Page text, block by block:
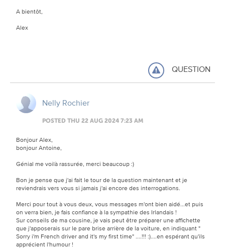
A bientôt,
Alex
QUESTION
Nelly Rochier
POSTED THU 22 AUG 2024 7:23 AM
Bonjour Alex,
bonjour Antoine,
Génial me voilà rassurée, merci beaucoup :)
Bon je pense que j'ai fait le tour de la question maintenant et je
reviendrais vers vous si jamais j'ai encore des interrogations.
Merci pour tout à vous deux, vous messages m'ont bien aidé...et puis
on verra bien, je fais confiance à la sympathie des Irlandais !
Sur conseils de ma cousine, je vais peut être préparer une affichette
que j'apposerais sur le pare brise arrière de la voiture, en indiquant "
Sorry i'm French driver and it's my first time" ....!!! :)....en espérant qu'ils
apprécient l'humour !